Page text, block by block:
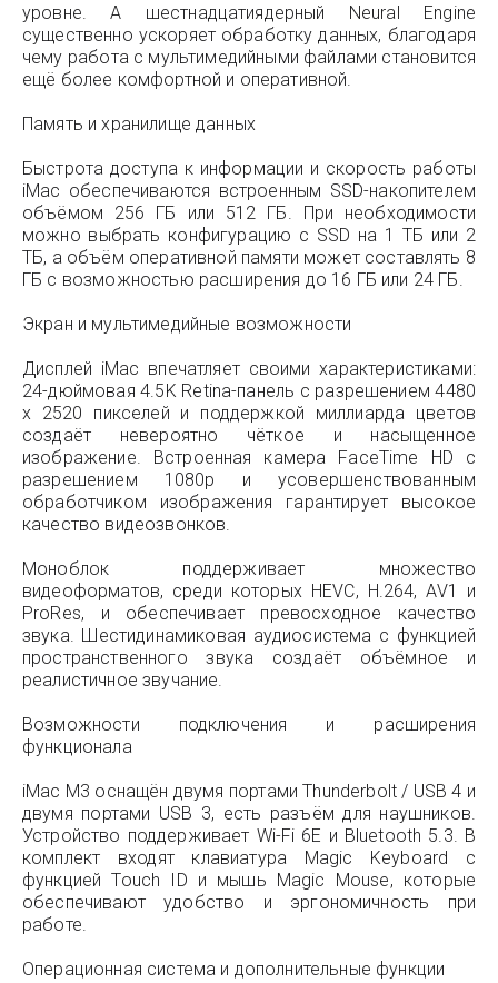
уровне. А шестнадцатиядерный Neural Engine
существенно ускоряет обработку данных, благодаря
чему работа с мультимедийными файлами становится
ещё более комфортной и оперативной.
Память и хранилище данных
Быстрота доступа к информации и скорость работы
iMac обеспечиваются встроенным SSD-накопителем
объёмом 256 ГБ или 512 ГБ. При необходимости
можно выбрать конфигурацию с SSD на 1 ТБ или 2
ТБ, а объём оперативной памяти может составлять 8
ГБ с возможностью расширения до 16 ГБ или 24 ГБ.
Экран и мультимедийные возможности
Дисплей iMac впечатляет своими характеристиками:
24-дюймовая 4.5K Retina-панель с разрешением 4480
x 2520 пикселей и поддержкой миллиарда цветов
создаёт невероятно чёткое и насыщенное
изображение. Встроенная камера FaceTime HD с
разрешением 1080p и усовершенствованным
обработчиком изображения гарантирует высокое
качество видеозвонков.
Моноблок поддерживает множество
видеоформатов, среди которых HEVC, H.264, AV1 и
ProRes, и обеспечивает превосходное качество
звука. Шестидинамиковая аудиосистема с функцией
пространственного звука создаёт объёмное и
реалистичное звучание.
Возможности подключения и расширения
функционала
iMac M3 оснащён двумя портами Thunderbolt / USB 4 и
двумя портами USB 3, есть разъём для наушников.
Устройство поддерживает Wi-Fi 6E и Bluetooth 5.3. В
комплект входят клавиатура Magic Keyboard с
функцией Touch ID и мышь Magic Mouse, которые
обеспечивают удобство и эргономичность при
работе.
Операционная система и дополнительные функции